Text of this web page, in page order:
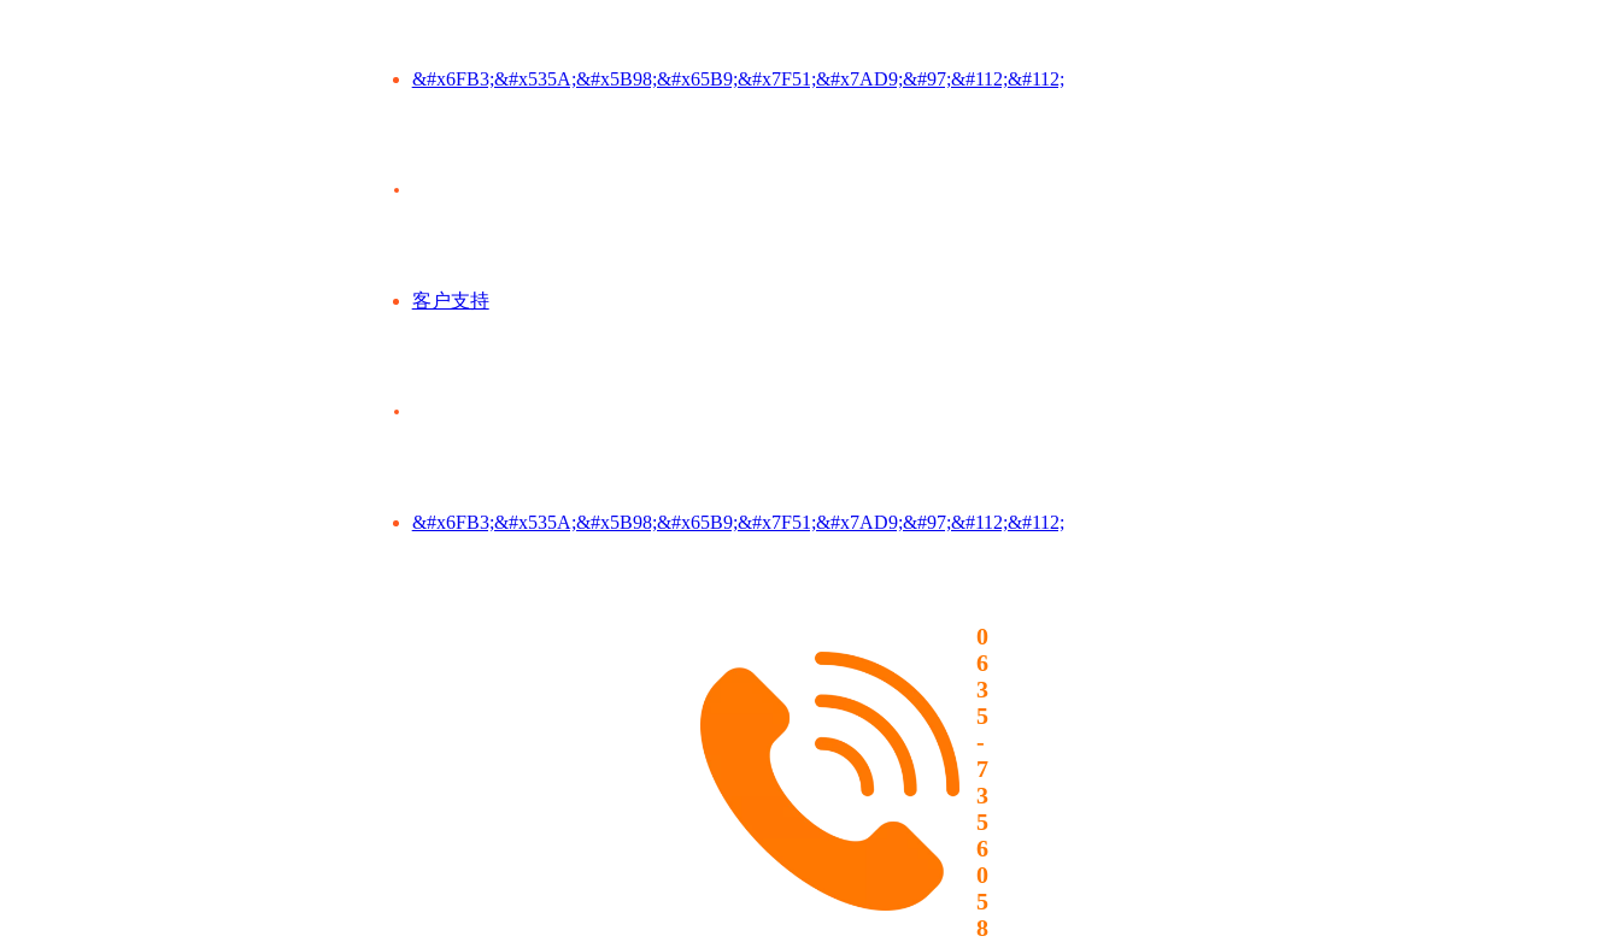
&#x6FB3;&#x535A;&#x5B98;&#x65B9;&#x7F51;&#x7AD9;&#97;&#112;&#112;
客户支持
&#x6FB3;&#x535A;&#x5B98;&#x65B9;&#x7F51;&#x7AD9;&#97;&#112;&#112;
0
6
3
5
-
7
3
5
6
0
5
8